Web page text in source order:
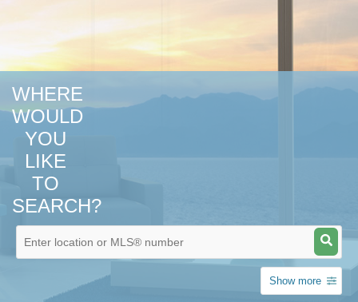
WHERE
WOULD
YOU
LIKE
TO
SEARCH?
Show more